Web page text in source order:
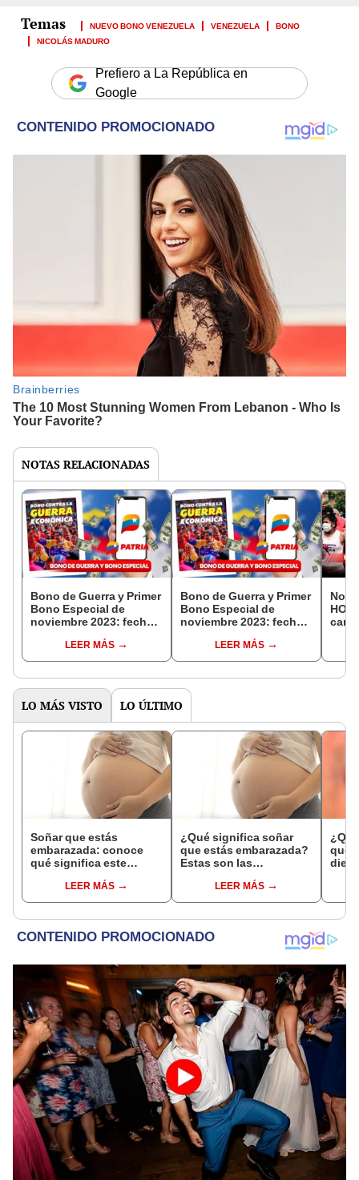
NUEVO BONO VENEZUELA VENEZUELA
BONO
NICOLÁS MADURO
Prefiero a La República en
Google
NOTAS RELACIONADAS
Bono de Guerra y Primer
Bono Especial de
noviembre 2023: fechas
ÚLTIMAS NOTICIAS
LEER MÁS
Bono de Guerra y Primer
Bono Especial de
noviembre 2023: fechas
ÚLTIMAS NOTICIAS
LEER MÁS
LO MÁS VISTO LO ÚLTIMO
Soñar que estás
embarazada: conoce
qué significa este
LEER MÁS
¿Qué significa soñar
que estás embarazada?
Estas son las
comunesLEER MÁS
que